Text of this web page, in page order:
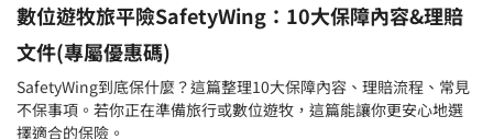
數位遊牧旅平險SafetyWing：10大保障內容&理賠
文件(專屬優惠碼)
SafetyWing到底保什麼？這篇整理10大保障內容、理賠流程、常見
不保事項。若你正在準備旅行或數位遊牧，這篇能讓你更安心地選
擇適合的保險。